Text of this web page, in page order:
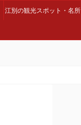
江別の観光スポット・名所